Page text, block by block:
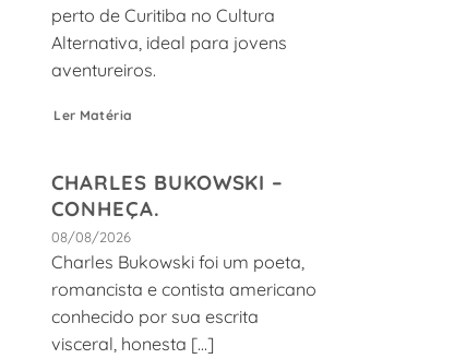
perto de Curitiba no Cultura
Alternativa, ideal para jovens
aventureiros.
Ler Matéria
CHARLES BUKOWSKI –
CONHEÇA.
08/08/2026
Charles Bukowski foi um poeta,
romancista e contista americano
conhecido por sua escrita
visceral, honesta [...]